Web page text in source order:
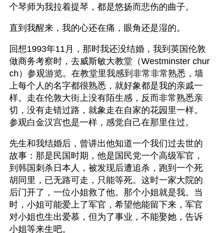
个琴师为我拉着提琴，都是悠扬而悲伤的曲子。
直到我醒来，我的心还在痛，眼角还是湿的。
回想1993年11月，那时我还没结婚，我到英国伦敦
做商务考察时，去威斯敏大教堂（Westminster chur
ch）参观游览。在教堂里我感到非常非常熟悉，墙
上每个人的名字都很熟悉，就好象都是我的亲戚一
样。走在伦敦大街上没有陌生感，反而非常熟悉亲
切，没有走错过路，就象走在自家的花园里一样。
参观白金汉宫也是一样，感觉自己在那里住过。
先生和我结婚后，曾讲出他知道一个我们过去世的
故事：那是民国时期，他是国民党一个高级军官，
到韩国刺杀日本人，被发现后遭追杀，跑到一个死
胡同里，已无路可走，只能等死。这时一家大院的
后门开了，一位小姐救了他。那个小姐就是我。当
时，小姐可能爱上了军官，希望他能留下来，军官
对小姐也生出爱慕，但为了事业，不能娶她，告诉
小姐等来生吧。